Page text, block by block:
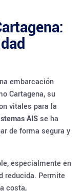
embarcación
Cartagena, su
vitales para la
AISse ha
de forma segura y
especialmente en
reducida. Permite
costa,